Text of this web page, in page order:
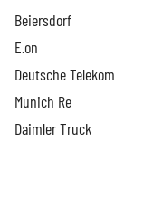
Beiersdorf
E.on
Deutsche Telekom
Munich Re
Daimler Truck